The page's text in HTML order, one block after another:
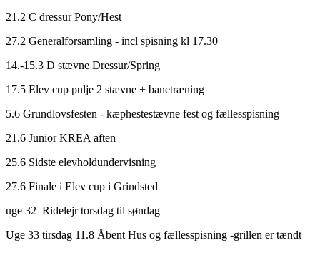
21.2 C dressur Pony/Hest
27.2 Generalforsamling - incl spisning kl 17.30
14.-15.3 D stævne Dressur/Spring
17.5 Elev cup pulje 2 stævne + banetræning
5.6 Grundlovsfesten - kæphestestævne fest og fællesspisning
21.6 Junior KREA aften
25.6 Sidste elevholdundervisning
27.6 Finale i Elev cup i Grindsted
uge 32 Ridelejr torsdag til søndag
Uge 33 tirsdag 11.8 Åbent Hus og fællesspisning -grillen er tændt